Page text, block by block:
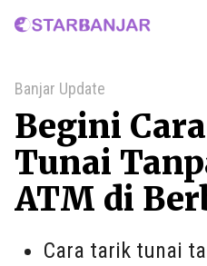
Home
Banjar Update
Begini
Tunai
ATM di
Cara tarik tunai